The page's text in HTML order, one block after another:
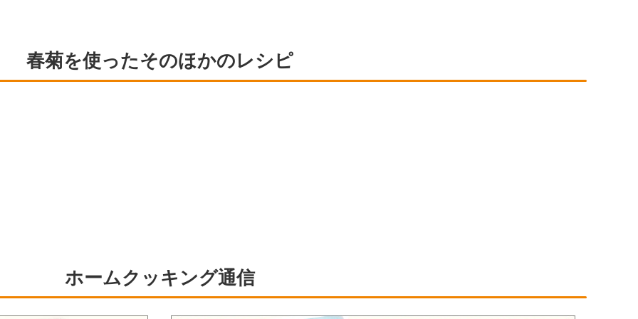
春菊を使ったそのほかのレシピ
ホームクッキング通信